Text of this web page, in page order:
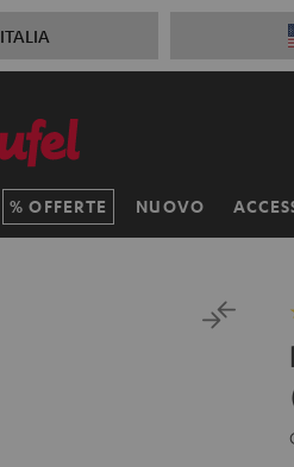
ITALIA
OFFERTE NUOVO